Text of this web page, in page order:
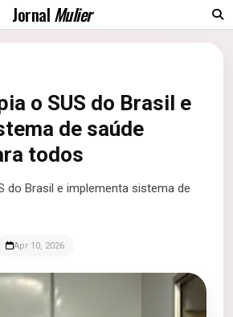
JornalMulier
o SUS do Brasil e
de saúde
todos
do Brasil e implementa sistema de
Apr 10, 2026